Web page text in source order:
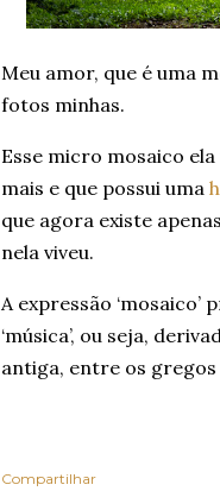
Meu amor, que é uma
fotos minhas.
Esse micro mosaico
mais e que possui uma
que agora existe
nela viveu.
A expressão
‘música’, ou seja,
antiga, entre os gregos
Compartilhar